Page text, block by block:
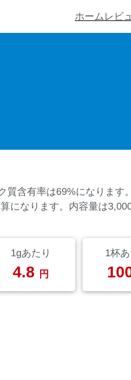
ホーム レビ
質含有率は69%になります
になります。内容量は
1gあたり
4.8 円
1杯